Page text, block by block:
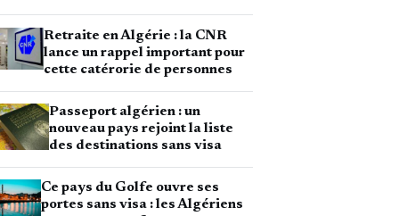
Retraite en Algérie : la CNR
lance un rappel important pour
cette catérorie de personnes
Passeport algérien : un
nouveau pays rejoint la liste
des destinations sans visa
Ce pays du Golfe ouvre ses
portes sans visa : les Algériens